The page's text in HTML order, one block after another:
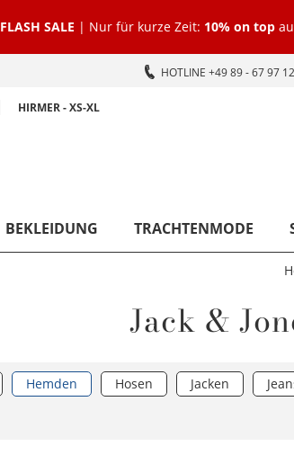
FLASH SALE | Nur für kurze Zeit: 10% on top
HOTLINE +49 89 - 67 97
HIRMER - XS-XL
BEKLEIDUNG TRACHTENMODE
Jack &
Hemden Hosen Jacken